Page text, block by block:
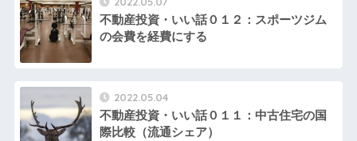
不動産投資・いい話０１２：スポーツジム
の会費を経費にする
2022.05.04
不動産投資・いい話０１１：中古住宅の国
際比較（流通シェア）